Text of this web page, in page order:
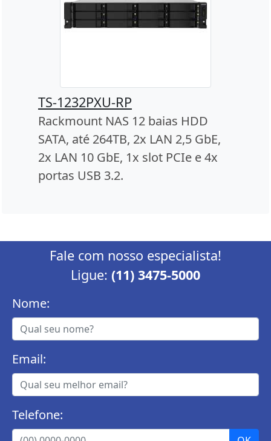
TS-1232PXU-RP
Rackmount NAS 12 baias HDD
SATA, até 264TB, 2x LAN 2,5 GbE,
2x LAN 10 GbE, 1x slot PCIe e 4x
portas USB 3.2.
Fale com nosso especialista!
Ligue: (11) 3475-5000
Nome:
Email:
Telefone: